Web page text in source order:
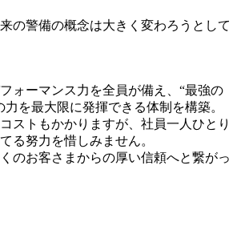
の警備の概念は大きく変わろうとして
ォーマンス力を全員が備え、“最強の
を最大限に発揮できる体制を構築。
ストもかかりますが、社員一人ひとり
る努力を惜しみません。
のお客さまからの厚い信頼へと繋がっ